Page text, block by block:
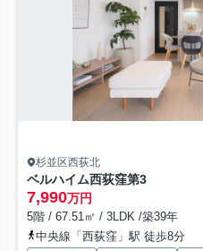
杉並区西荻北
ベルハイム西荻窪第3
7,990万円
5階 / 67.51㎡ / 3LDK /築39年
中央線「西荻窪」駅 徒歩8分